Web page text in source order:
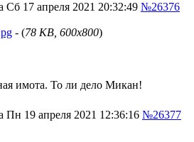
Сб 17 апреля 2021 20:32:49 №26376
- (78 KB, 600x800)
имота. То ли дело Микан!
Пн 19 апреля 2021 12:36:16 №26377